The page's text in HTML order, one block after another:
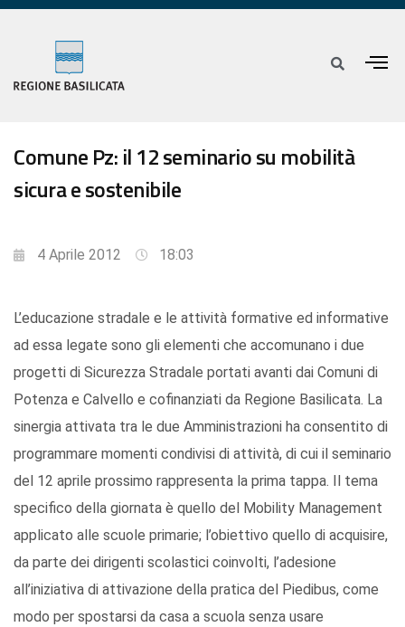
Comune Pz: il 12 seminario su mobilità
sicura e sostenibile
4 Aprile 2012 18:03
L’educazione stradale e le attività formative ed informative
ad essa legate sono gli elementi che accomunano i due
progetti di Sicurezza Stradale portati avanti dai Comuni di
Potenza e Calvello e cofinanziati da Regione Basilicata. La
sinergia attivata tra le due Amministrazioni ha consentito di
programmare momenti condivisi di attività, di cui il seminario
del 12 aprile prossimo rappresenta la prima tappa. Il tema
specifico della giornata è quello del Mobility Management
applicato alle scuole primarie; l’obiettivo quello di acquisire,
da parte dei dirigenti scolastici coinvolti, l’adesione
all’iniziativa di attivazione della pratica del Piedibus, come
modo per spostarsi da casa a scuola senza usare